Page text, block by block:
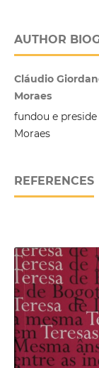
AUTHOR
Cláudio
Moraes
fundou e
Moraes
REFERENCES